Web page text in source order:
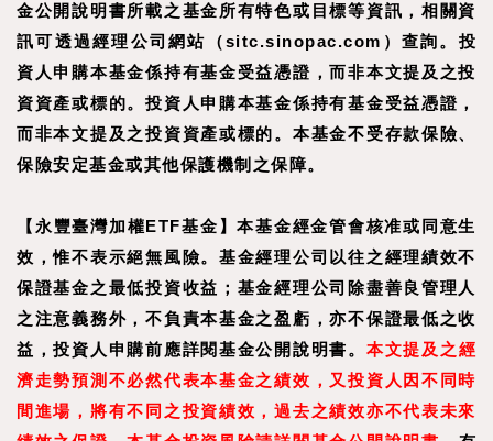
金公開說明書所載之基金所有特色或目標等資訊，相關資
訊可透過經理公司網站（sitc.sinopac.com）查詢。 投
資人申購本基金係持有基金受益憑證，而非本文提及之投
資資產或標的。投資人申購本基金係持有基金受益憑證，
而非本文提及之投資資產或標的。本基金不受存款保險、
保險安定基金或其他保護機制之保障。
【永豐臺灣加權ETF基金】本基金經金管會核准或同意生
效，惟不表示絕無風險。基金經理公司以往之經理績效不
保證基金之最低投資收益；基金經理公司除盡善良管理人
之注意義務外，不負責本基金之盈虧，亦不保證最低之收
益，投資人申購前應詳閱基金公開說明書。 本文提及之經
濟走勢預測不必然代表本基金之績效，又投資人因不同時
間進場，將有不同之投資績效，過去之績效亦不代表未來